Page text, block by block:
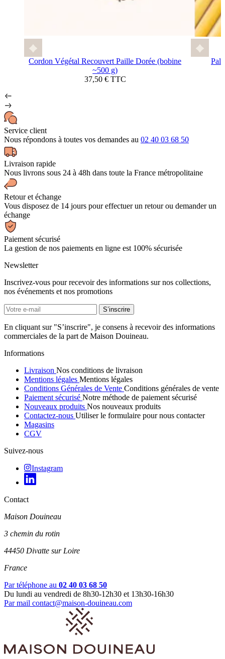
Cordon Végétal Recouvert Paille Dorée (bobine
~500 g)
37,50 € TTC
Service client
Nous répondons à toutes vos demandes au 02 40 03 68 50
Livraison rapide
Nous livrons sous 24 à 48h dans toute la France métropolitaine
Retour et échange
Vous disposez de 14 jours pour effectuer un retour ou demander un
échange
Paiement sécurisé
La gestion de nos paiements en ligne est 100% sécurisée
Newsletter
Inscrivez-vous pour recevoir des informations sur nos collections,
nos événements et nos promotions
En cliquant sur "S’inscrire", je consens à recevoir des informations
commerciales de la part de Maison Douineau.
Informations
Livraison Nos conditions de livraison
Mentions légales Mentions légales
Conditions Générales de Vente Conditions générales de vente
Paiement sécurisé Notre méthode de paiement sécurisé
Nouveaux produits Nos nouveaux produits
Contactez-nous Utiliser le formulaire pour nous contacter
Magasins
CGV
Suivez-nous
Instagram
Contact
Maison Douineau
3 chemin du rotin
44450 Divatte sur Loire
France
Par téléphone au 02 40 03 68 50
Du lundi au vendredi de 8h30-12h30 et 13h30-16h30
Par mail contact@maison-douineau.com